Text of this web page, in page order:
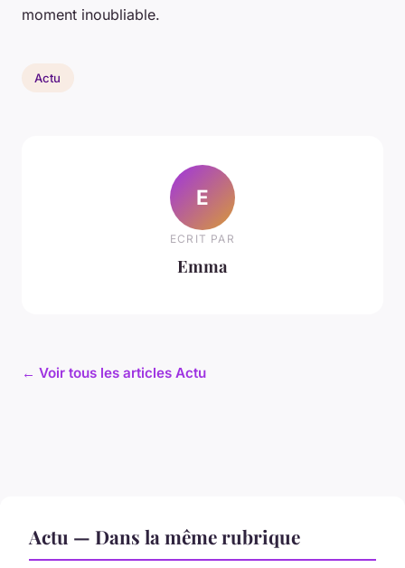
moment inoubliable.
Actu
E
ECRIT PAR
Emma
← Voir tous les articles Actu
Actu — Dans la même rubrique